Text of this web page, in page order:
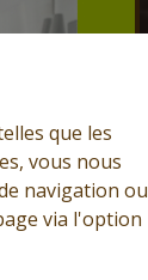
que les
vous nous
navigation ou
via l'option